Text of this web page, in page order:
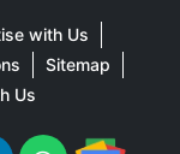
with Us
Sitemap
Us